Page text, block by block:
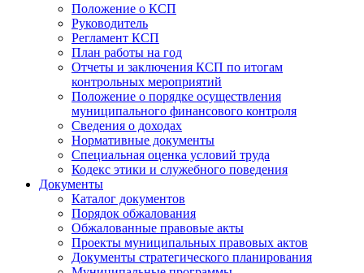
Положение о КСП
Руководитель
Регламент КСП
План работы на год
Отчеты и заключения КСП по итогам
контрольных мероприятий
Положение о порядке осуществления
муниципального финансового контроля
Сведения о доходах
Нормативные документы
Специальная оценка условий труда
Кодекс этики и служебного поведения
Документы
Каталог документов
Порядок обжалования
Обжалованные правовые акты
Проекты муниципальных правовых актов
Документы стратегического планирования